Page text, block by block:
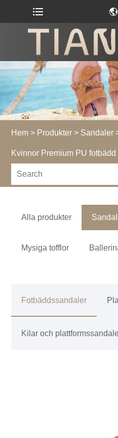
Hem > Produkter > Sandaler
Kvinnor Premium PU fotbädd
Alla produkter
Mysiga tofflor
Fotbäddssandaler
Kilar och